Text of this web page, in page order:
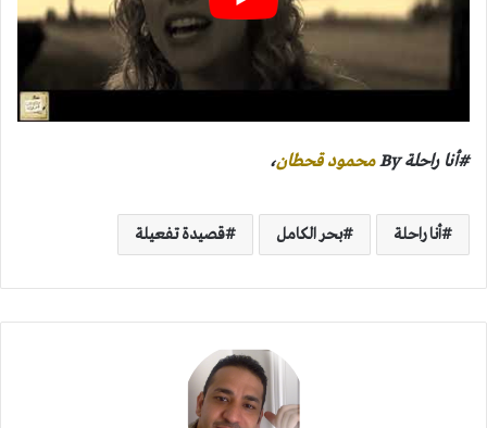
#أنا راحلة By محمود قحطان،
أنا راحلة بحر الكامل قصيدة تفعيلة